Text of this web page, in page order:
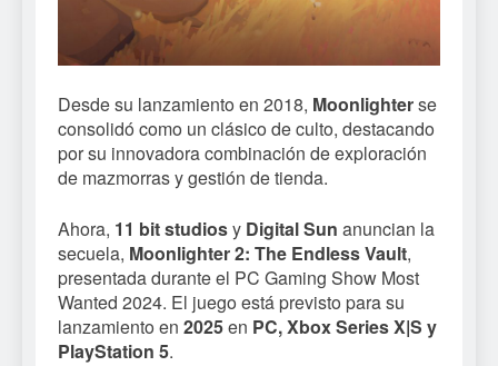
Desde su lanzamiento en 2018, Moonlighterse
consolidó como un clásico de culto, destacando
por su innovadora combinación de exploración
de mazmorras y gestión de tienda.
Ahora, 11 bit studiosy Digital Sun anuncian la
secuela, Moonlighter 2: The Endless Vault,
presentada durante el PC Gaming Show Most
Wanted 2024. El juego está previsto para su
lanzamiento en 2025en PC, Xbox Series X|S y
PlayStation 5.